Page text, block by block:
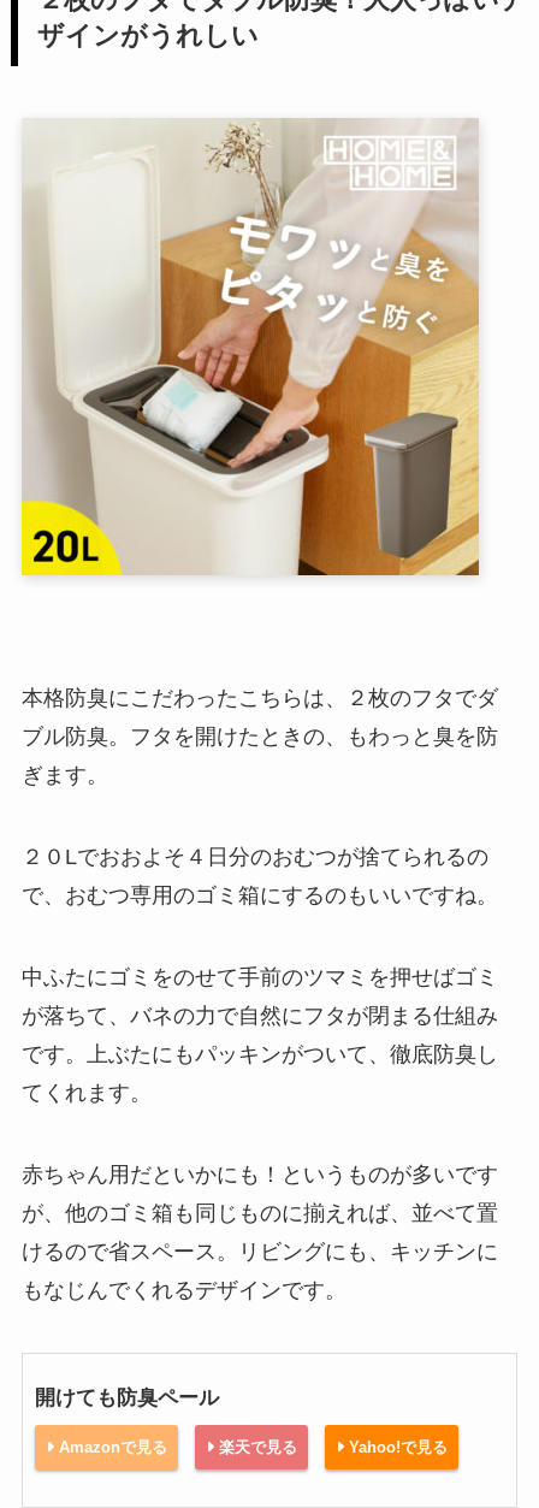
ザインがうれしい
本格防臭にこだわったこちらは、２枚のフタでダ
ブル防臭。フタを開けたときの、もわっと臭を防
ぎます。
２０Lでおおよそ４日分のおむつが捨てられるの
で、おむつ専用のゴミ箱にするのもいいですね。
中ふたにゴミをのせて手前のツマミを押せばゴミ
が落ちて、バネの力で自然にフタが閉まる仕組み
です。上ぶたにもパッキンがついて、徹底防臭し
てくれます。
赤ちゃん用だといかにも！というものが多いです
が、他のゴミ箱も同じものに揃えれば、並べて置
けるので省スペース。リビングにも、キッチンに
もなじんでくれるデザインです。
開けても防臭ペール
Amazonで見る 楽天で見る Yahoo!で見る